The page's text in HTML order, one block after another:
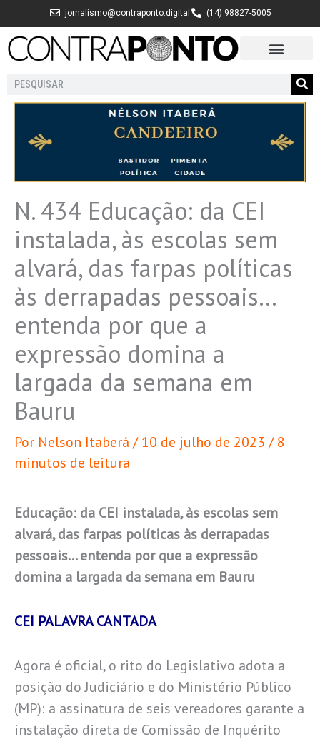
para
jornalismo@contraponto.digital (14) 98827-5005
Pesquisar
N. 434 Educação: da CEI
instalada, às escolas sem
alvará, das farpas políticas
às derrapadas pessoais…
entenda por que a
expressão domina a
largada da semana em
Bauru
Por Nelson Itaberá /10 de julho de 2023 /8
minutos de leitura
Educação: da CEI instalada, às escolas sem
alvará, das farpas políticas às derrapadas
pessoais… entenda por que a expressão
domina a largada da semana em Bauru
CEI PALAVRA CANTADA
Agora é oficial, o rito do Legislativo adota a
posição do Judiciário e do Ministério Público
(MP): a assinatura de seis vereadores garante a
instalação direta de Comissão de Inquérito